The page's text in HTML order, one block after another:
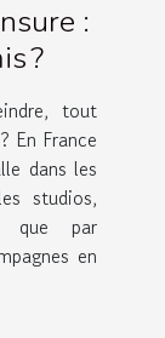
:
?
tout
En France
dans les
studios,
que par
en